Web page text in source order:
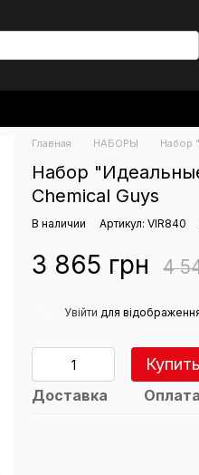
Главная НАБОРЫ Набор
Набор
Chemical Guys
В наличии Артикул: VIR840
3 865 грн 4
Увійти для
Купить
Доставка Оплата